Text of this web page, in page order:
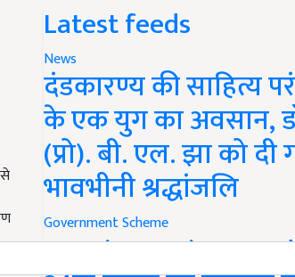
Latest feeds
News
दंडकारण्य की साहित्य
के एक युग का अवसान,
(प्रो). बी. एल. झा को दी
भावभीनी श्रद्धांजलि
Government Scheme
PM Kisan Yojana